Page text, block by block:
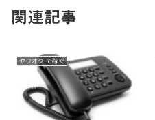
関連記事
ヤフオク!で稼ぐ